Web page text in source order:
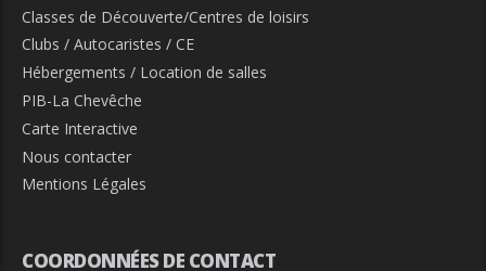
Classes de Découverte/Centres de loisirs
Clubs / Autocaristes / CE
Hébergements / Location de salles
PIB-La Chevêche
Carte Interactive
Nous contacter
Mentions Légales
COORDONNÉES DE CONTACT